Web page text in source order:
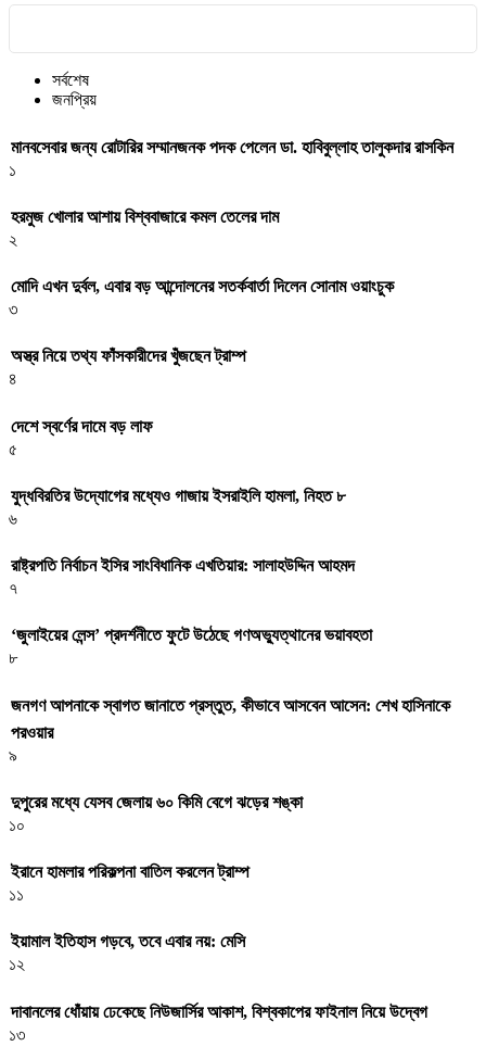
সর্বশেষ
জনপ্রিয়
মানবসেবার জন্য রোটারির সম্মানজনক পদক পেলেন ডা. হাবিবুল্লাহ তালুকদার রাসকিন
১
হরমুজ খোলার আশায় বিশ্ববাজারে কমল তেলের দাম
২
মোদি এখন দুর্বল, এবার বড় আন্দোলনের সতর্কবার্তা দিলেন সোনাম ওয়াংচুক
৩
অস্ত্র নিয়ে তথ্য ফাঁসকারীদের খুঁজছেন ট্রাম্প
৪
দেশে স্বর্ণের দামে বড় লাফ
৫
যুদ্ধবিরতির উদ্যোগের মধ্যেও গাজায় ইসরাইলি হামলা, নিহত ৮
৬
রাষ্ট্রপতি নির্বাচন ইসির সাংবিধানিক এখতিয়ার: সালাহউদ্দিন আহমদ
৭
‘জুলাইয়ের লেন্স’ প্রদর্শনীতে ফুটে উঠেছে গণঅভ্যুত্থানের ভয়াবহতা
৮
জনগণ আপনাকে স্বাগত জানাতে প্রস্তুত, কীভাবে আসবেন আসেন: শেখ হাসিনাকে
পরওয়ার
৯
দুপুরের মধ্যে যেসব জেলায় ৬০ কিমি বেগে ঝড়ের শঙ্কা
১০
ইরানে হামলার পরিকল্পনা বাতিল করলেন ট্রাম্প
১১
ইয়ামাল ইতিহাস গড়বে, তবে এবার নয়: মেসি
১২
দাবানলের ধোঁয়ায় ঢেকেছে নিউজার্সির আকাশ, বিশ্বকাপের ফাইনাল নিয়ে উদ্বেগ
১৩